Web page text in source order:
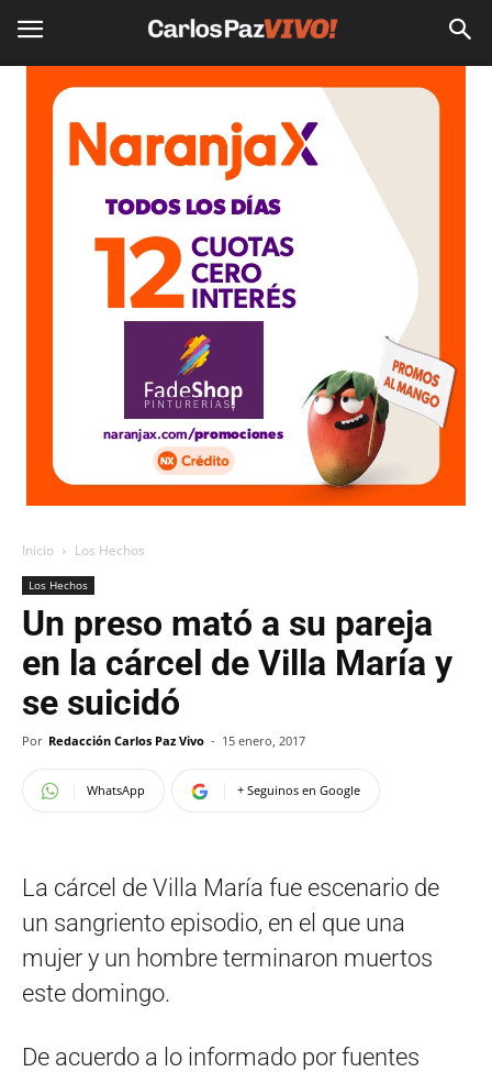
Inicio Los Hechos
Los Hechos
Un preso mató a su pareja
en la cárcel de Villa María y
se suicidó
Por Redacción Carlos Paz Vivo - 15 enero, 2017
WhatsApp + Seguinos en Google
La cárcel de Villa María fue escenario de
un sangriento episodio, en el que una
mujer y un hombre terminaron muertos
este domingo.
De acuerdo a lo informado por fuentes